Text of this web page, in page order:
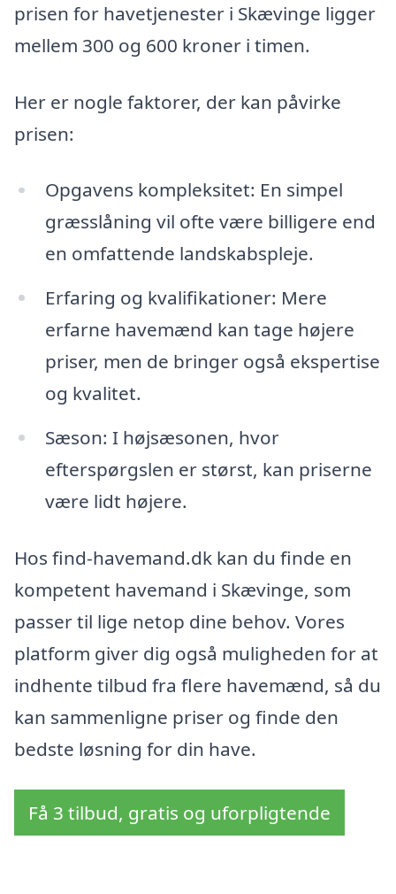
prisen for havetjenester i Skævinge ligger
mellem 300 og 600 kroner i timen.
Her er nogle faktorer, der kan påvirke
prisen:
Opgavens kompleksitet: En simpel
græsslåning vil ofte være billigere end
en omfattende landskabspleje.
Erfaring og kvalifikationer: Mere
erfarne havemænd kan tage højere
priser, men de bringer også ekspertise
og kvalitet.
Sæson: I højsæsonen, hvor
efterspørgslen er størst, kan priserne
være lidt højere.
Hos find-havemand.dk kan du finde en
kompetent havemand i Skævinge, som
passer til lige netop dine behov. Vores
platform giver dig også muligheden for at
indhente tilbud fra flere havemænd, så du
kan sammenligne priser og finde den
bedste løsning for din have.
Få 3 tilbud, gratis og uforpligtende